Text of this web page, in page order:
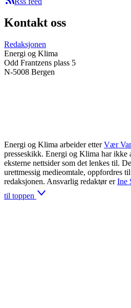
Kontakt oss
Redaksjonen
Energi og Klima
Odd Frantzens plass 5
N-5008 Bergen
Energi og Klima arbeider etter Vær
presseskikk. Energi og Klima har ikke
eksterne nettsider som det lenkes til.
urettmessig medieomtale, oppfordres
redaksjonen. Ansvarlig redaktør er Ine
til toppen